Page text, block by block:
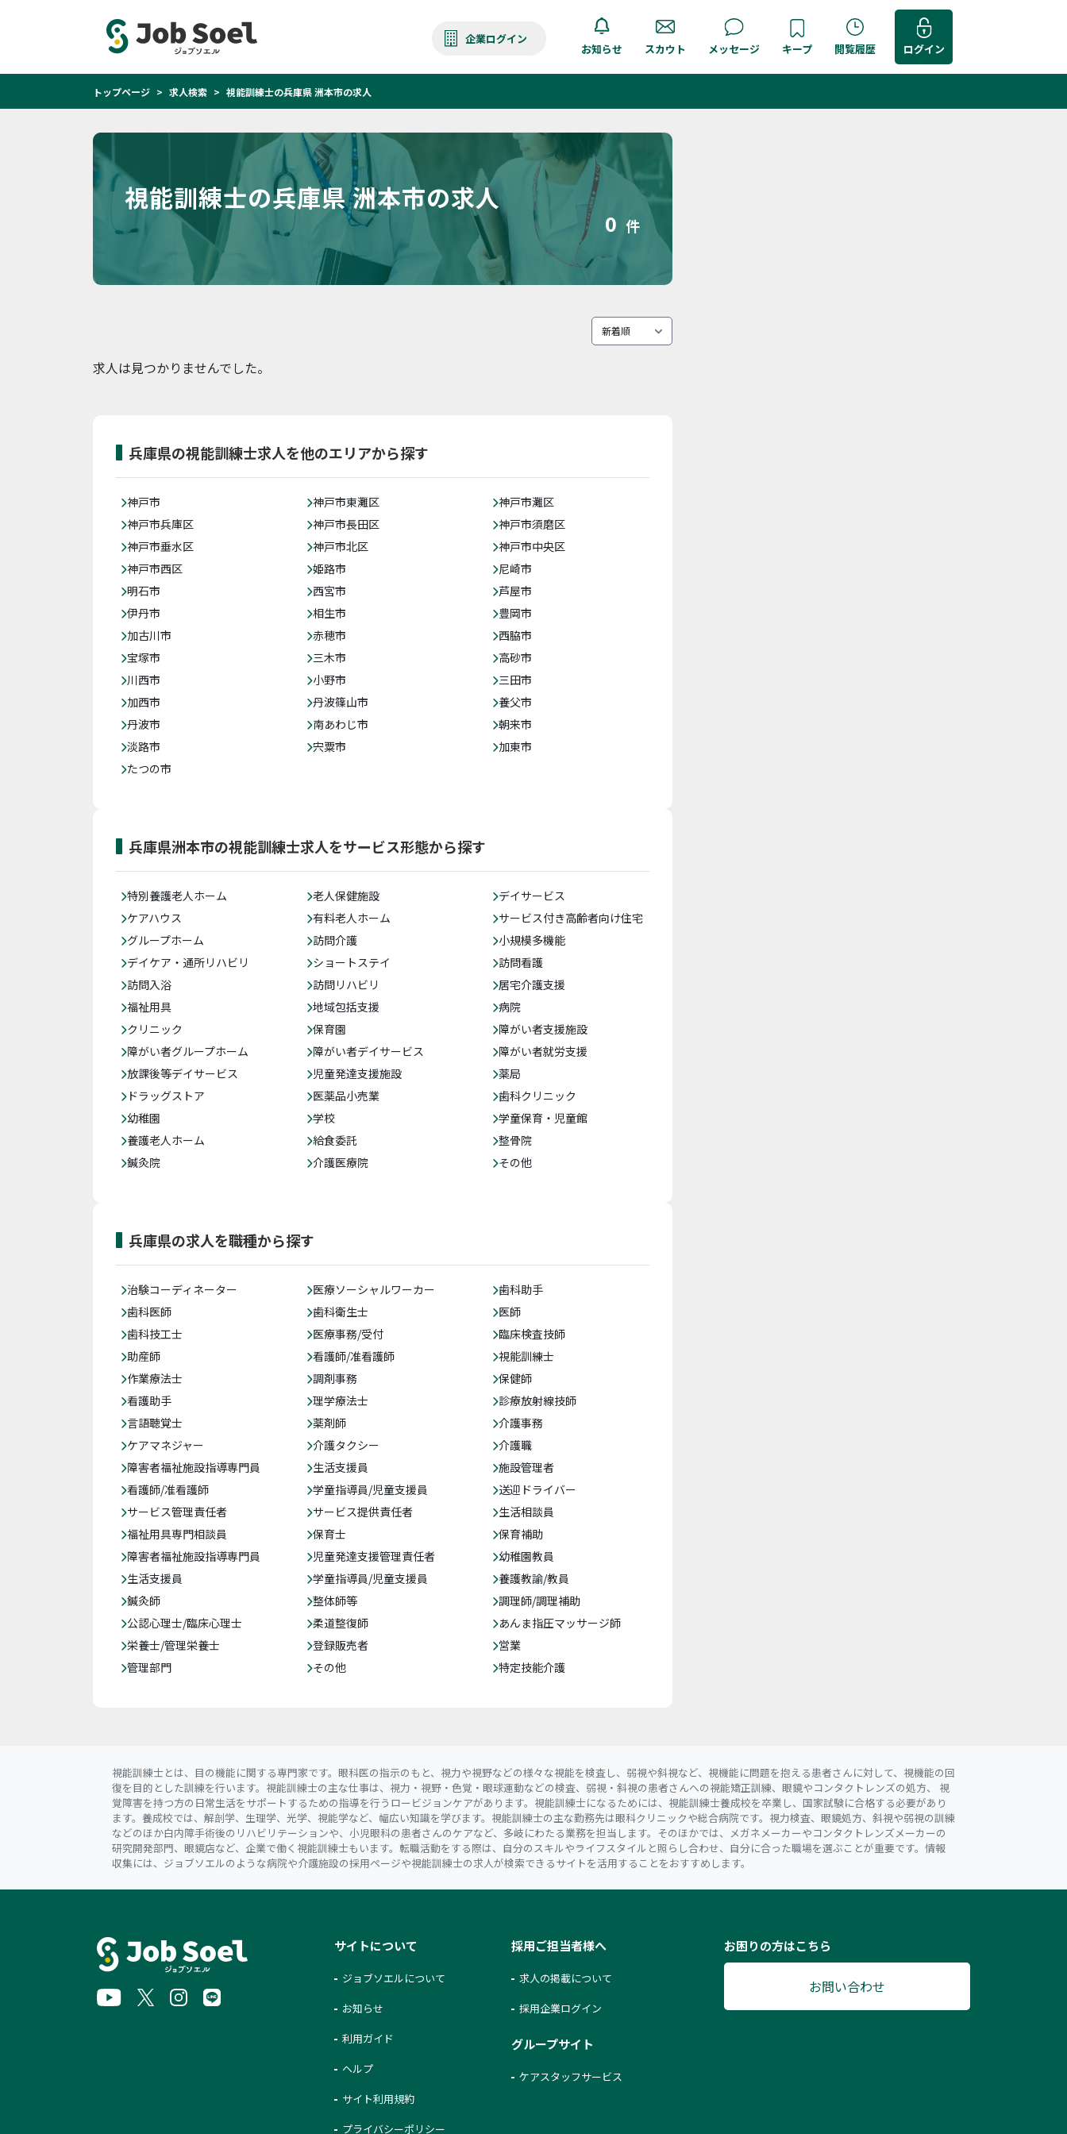
企業ログイン
お知らせ スカウト メッセージ キープ 閲覧履歴 ログイン
トップページ 求人検索 視能訓練士の兵庫県 洲本市の求人
視能訓練士の兵庫県 洲本市の求人
0 件
求人は見つかりませんでした。
兵庫県の視能訓練士求人を他のエリアから探す
神戸市 神戸市東灘区
神戸市灘区
神戸市兵庫区
神戸市長田区
神戸市須磨区
神戸市垂水区
神戸市北区
神戸市中央区
神戸市西区
姫路市
尼崎市
明石市
西宮市
芦屋市
伊丹市
相生市
豊岡市
加古川市
赤穂市
西脇市
宝塚市
三木市
高砂市
川西市
小野市
三田市
加西市
丹波篠山市
養父市
丹波市
南あわじ市
朝来市
淡路市
宍粟市
加東市
たつの市
兵庫県洲本市の視能訓練士求人をサービス形態から探す
特別養護老人ホーム 老人保健施設
デイサービス
ケアハウス
有料老人ホーム
サービス付き高齢者向け住宅
グループホーム
訪問介護
小規模多機能
デイケア・通所リハビリ
ショートステイ
訪問看護
訪問入浴
訪問リハビリ
居宅介護支援
福祉用具
地域包括支援
病院
クリニック
保育園
障がい者支援施設
障がい者グループホーム
障がい者デイサービス
障がい者就労支援
放課後等デイサービス
児童発達支援施設
薬局
ドラッグストア
医薬品小売業
歯科クリニック
幼稚園
学校
学童保育・児童館
養護老人ホーム
給食委託
整骨院
鍼灸院
介護医療院 その他
兵庫県の求人を職種から探す
治験コーディネーター 医療ソーシャルワーカー
歯科助手
歯科医師
歯科衛生士
医師
歯科技工士
医療事務/受付
臨床検査技師
助産師
看護師/准看護師
視能訓練士
作業療法士
調剤事務
保健師
看護助手
理学療法士
診療放射線技師
言語聴覚士
薬剤師
介護事務
ケアマネジャー
介護タクシー
介護職
障害者福祉施設指導専門員
生活支援員
施設管理者
看護師/准看護師
学童指導員/児童支援員
送迎ドライバー
サービス管理責任者
サービス提供責任者
生活相談員
福祉用具専門相談員
保育士
保育補助
障害者福祉施設指導専門員
児童発達支援管理責任者
幼稚園教員
生活支援員
学童指導員/児童支援員
養護教諭/教員
鍼灸師
整体師等
調理師/調理補助
公認心理士/臨床心理士
柔道整復師
あんま指圧マッサージ師
栄養士/管理栄養士
登録販売者
営業
管理部門
その他 特定技能介護
視能訓練士とは、目の機能に関する専門家です。眼科医の指示のもと、視力や視野などの様々な視能を検査し、弱視や斜視など、視機能に問題を抱える患者さんに対して、視機能の回
復を目的とした訓練を行います。視能訓練士の主な仕事は、視力・視野・色覚・眼球運動などの検査、弱視・斜視の患者さんへの視能矯正訓練、眼鏡やコンタクトレンズの処方、 視
覚障害を持つ方の日常生活をサポートするための指導を行うロービジョンケアがあります。視能訓練士になるためには、視能訓練士養成校を卒業し、国家試験に合格する必要があり
ます。養成校では、解剖学、生理学、光学、視能学など、幅広い知識を学びます。視能訓練士の主な勤務先は眼科クリニックや総合病院です。視力検査、眼鏡処方、斜視や弱視の訓練
などのほか白内障手術後のリハビリテーションや、小児眼科の患者さんのケアなど、多岐にわたる業務を担当します。そのほかでは、メガネメーカーやコンタクトレンズメーカーの
研究開発部門、眼鏡店など、企業で働く視能訓練士もいます。転職活動をする際は、自分のスキルやライフスタイルと照らし合わせ、自分に合った職場を選ぶことが重要です。情報
収集には、ジョブソエルのような病院や介護施設の採用ページや視能訓練士の求人が検索できるサイトを活用することをおすすめします。
サイトについて
ジョブソエルについて
お知らせ
利用ガイド
ヘルプ
サイト利用規約
プライバシーポリシー
採用ご担当者様へ
求人の掲載について
採用企業ログイン
グループサイト
ケアスタッフサービス
お困りの方はこちら
お問い合わせ